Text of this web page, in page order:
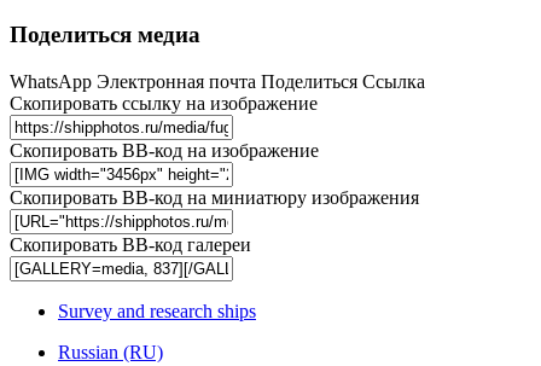
Поделиться медиа
WhatsApp Электронная почта Поделиться Ссылка
Скопировать ссылку на изображение
Скопировать BB-код на изображение
Скопировать BB-код на миниатюру изображения
Скопировать BB-код галереи
Survey and research ships
Russian (RU)